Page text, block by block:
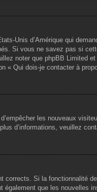
Unis d’Amérique qui
Si vous ne savez pas si
noter que phpBB Limited
Qui dois-je contacter à
les nouveaux
d’informations, veuillez
Si la fonctionnalité
que les